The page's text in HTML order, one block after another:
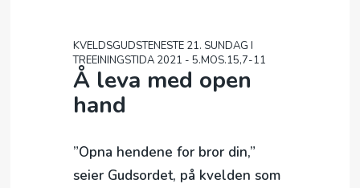
LIVETS VEG
KALENDER
NETTKYRKJA
KVELDSGUDSTENESTE 21. SUNDAG I
TREEININGSTIDA 2021 - 5.MOS.15,7-11
Å leva med open
hand
”Opna hendene for bror din,”
seier Gudsordet, på kvelden som